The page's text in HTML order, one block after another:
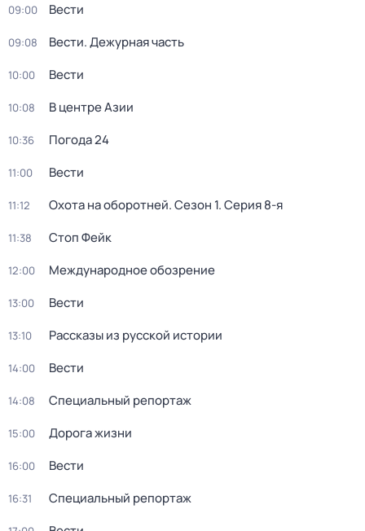
09:00 Вести
09:08 Вести. Дежурная часть
10:00 Вести
10:08 В центре Азии
10:36 Погода 24
11:00 Вести
11:12 Охота на оборотней. Сезон 1. Серия 8-я
11:38 Стоп Фейк
12:00 Международное обозрение
13:00 Вести
13:10 Рассказы из русской истории
14:00 Вести
14:08 Специальный репортаж
15:00 Дорога жизни
16:00 Вести
16:31 Специальный репортаж